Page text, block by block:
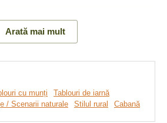
Arată mai mult
cu munți
Tablouri de iarnă
/ Scenarii naturale Stilul rural Cabană